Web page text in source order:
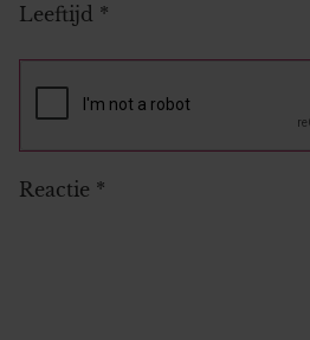
Leeftijd *
Reactie *